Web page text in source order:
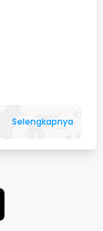
Selengkapnya